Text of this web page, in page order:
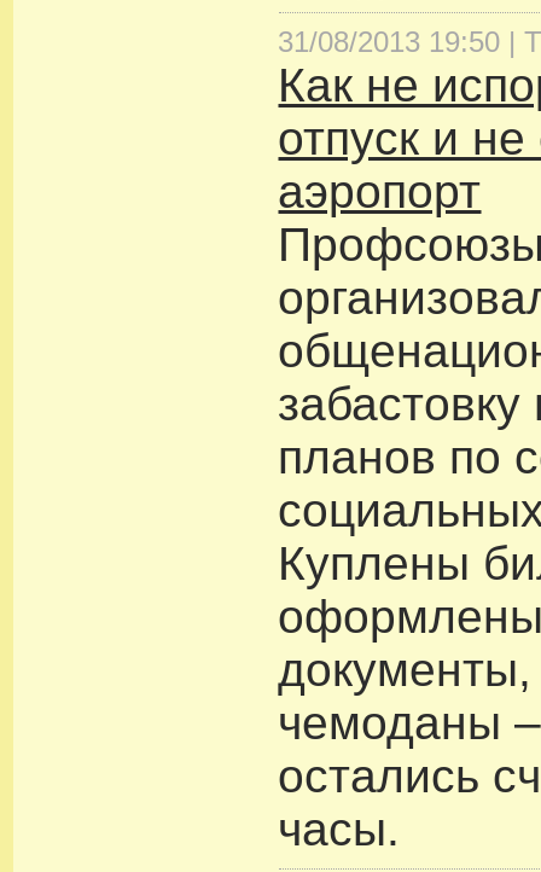
31/08/2013 19:50 |
Как не
отпуск и
аэропорт
забастовку
планов по
Куплены
чемоданы
остались
часы.